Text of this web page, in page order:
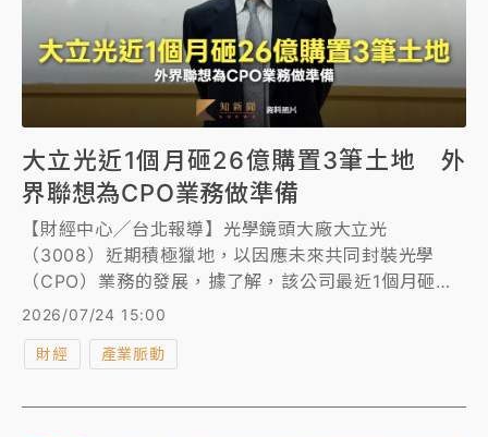
大立光近1個月砸26億購置3筆土地 外
界聯想為CPO業務做準備
【財經中心╱台北報導】光學鏡頭大廠大立光
（3008）近期積極獵地，以因應未來共同封裝光學
（CPO）業務的發展，據了解，該公司最近1個月砸近
26億在台中購置3筆土地，可望滿足未來擴產所需。
2026/07/24 15:00
財經 產業脈動